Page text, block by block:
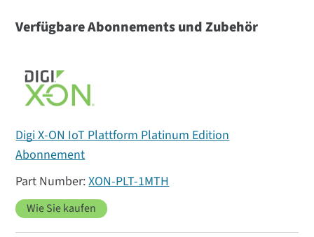
Verfügbare Abonnements und Zubehör
Digi X-ON IoT Plattform Platinum Edition
Abonnement
XON-PLT-1MTH
Wie Sie kaufen